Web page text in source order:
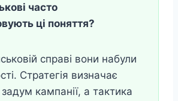
часто
ці поняття?
справі вони набули
Стратегія визначає
кампанії, а тактика